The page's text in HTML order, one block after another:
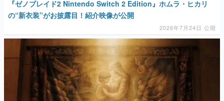
『ゼノブレイド2 Nintendo Switch 2 Edition』ホムラ・ヒカリ
の“新衣装”がお披露目！紹介映像が公開
2026年7月24日 公開